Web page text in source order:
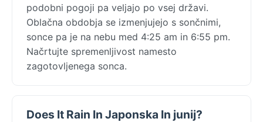
podobni pogoji pa veljajo po vsej državi.
Oblačna obdobja se izmenjujejo s sončnimi,
sonce pa je na nebu med 4:25 am in 6:55 pm.
Načrtujte spremenljivost namesto
zagotovljenega sonca.
Does It Rain In Japonska In junij?